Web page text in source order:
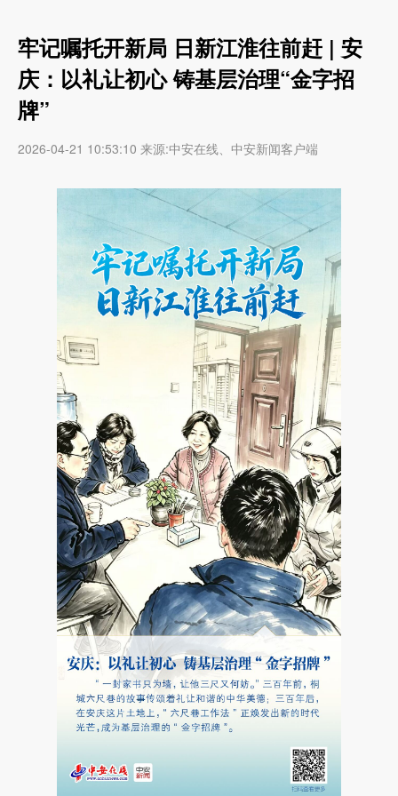
牢记嘱托开新局 日新江淮往前赶 | 安
庆：以礼让初心 铸基层治理“金字招
牌”
2026-04-21 10:53:10 来源:中安在线、中安新闻客户端